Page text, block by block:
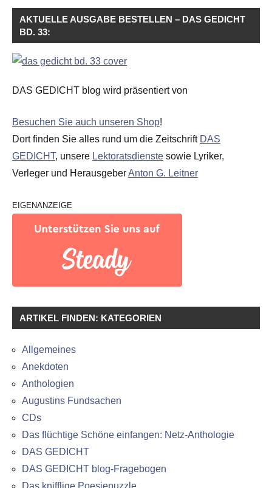
AKTUELLE AUSGABE BESTELLEN – DAS GEDICHT
BD. 33:
DAS GEDICHT blog wird präsentiert von
Besuchen Sie auch unseren Shop!
Dort finden Sie alles rund um die Zeitschrift DAS
GEDICHT, unsere Lektoratsdienste sowie Lyriker,
Verleger und HerausgeberAnton G. Leitner
EIGENANZEIGE
ARTIKEL FINDEN: KATEGORIEN
Allgemeines
Anekdoten
Anthologien
Augustins Fundsachen
CDs
Das flüchtige Schöne einfangen: Netz-Anthologie
DAS GEDICHT
DAS GEDICHT blog-Fragebogen